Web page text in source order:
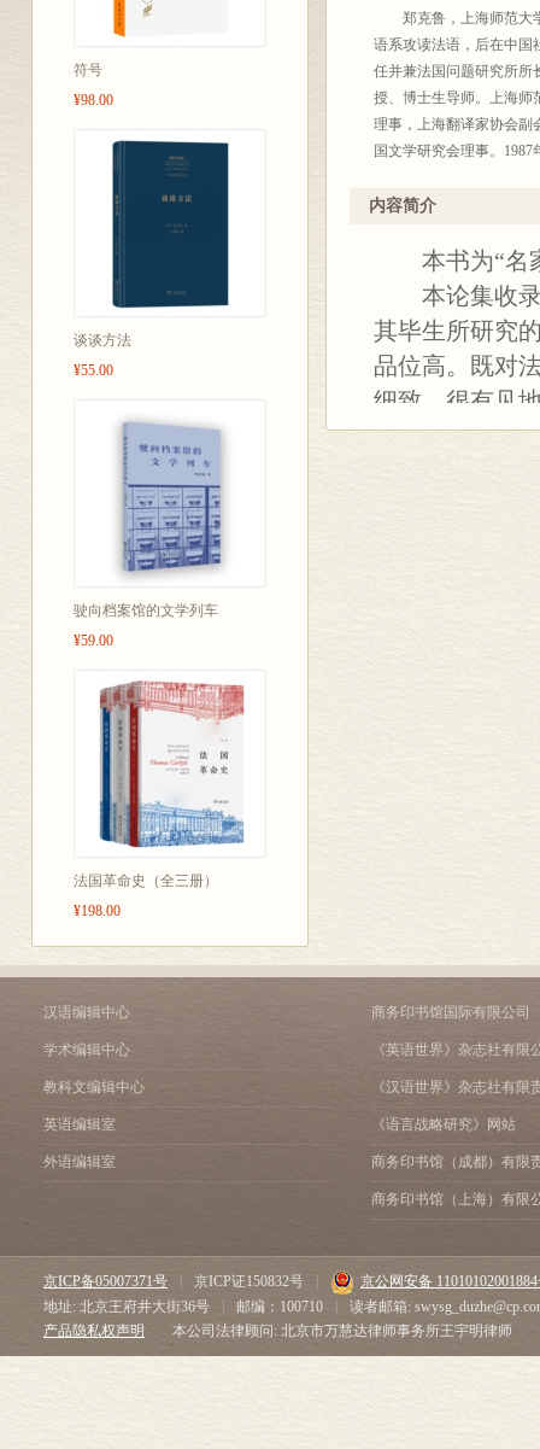
符号
¥98.00
谈谈方法
¥55.00
驶向档案馆的文学列车
¥59.00
法国革命史（全三册）
¥198.00
郑克鲁，上海师范大学
语系攻读法语，后在中国
任并兼法国问题研究所所
授、博士生导师。上海师
理事，上海翻译家协会副
国文学研究会理事。
《现代法国小说史》、
仲马著)、《基度山恩仇
文学作品提要》、《法
短篇小说精选序》获上
成果一等奖。
内容简介
本书为“名家
本论集收录
其毕生所研究
品位高。既对
细致、很有见
到了以往国内
汉语编辑中心
学术编辑中心
教科文编辑中心
英语编辑室
外语编辑室
商务印书馆国际有限公司
《英语世界》杂志社有限
《汉语世界》杂志社有限
《语言战略研究》网站
商务印书馆（成都）有限
商务印书馆（上海）有限
京ICP备05007371号 京ICP证150832号
京公网安备
地址: 北京王府井大街36号
邮编：100710
读者邮箱:
产品隐私权声明
本公司法律顾问: 北京市万慧达律师事务所王宇明律师